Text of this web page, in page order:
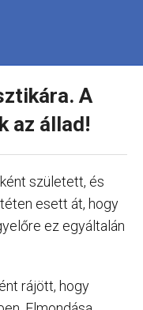
A
az állad!
született, és
esett át, hogy
ez egyáltalán
rájött, hogy